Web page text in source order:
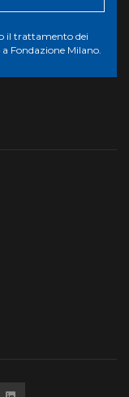
il trattamento dei
Fondazione Milano.